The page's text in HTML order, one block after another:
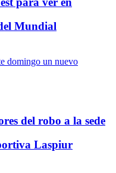
Mundial
del robo a la sede
Laspiur